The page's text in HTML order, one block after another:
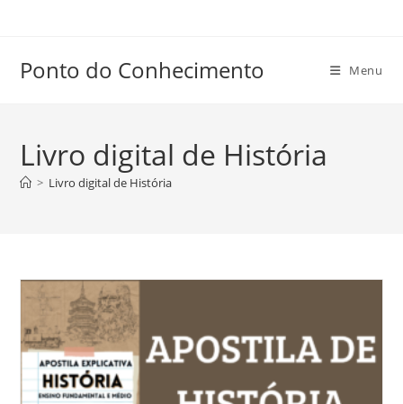
conteúdo
Ponto do Conhecimento Menu
Livro digital de História
> Livro digital de História